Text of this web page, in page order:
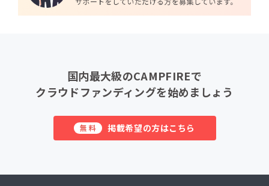
国内最大級のCAMPFIREで
クラウドファンディングを始めましょう
無料 掲載希望の方はこちら